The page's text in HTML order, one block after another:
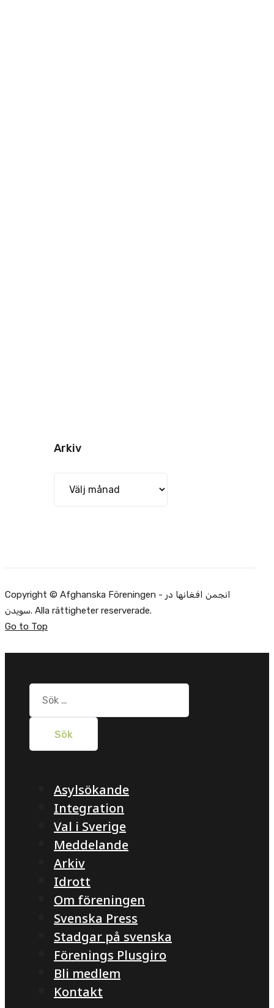
Arkiv
Copyright © Afghanska Föreningen - انجمن افغانها در
سویدن. Alla rättigheter reserverade.
Go to Top
Sök
efter:
Asylsökande
Integration
Val i Sverige
Meddelande
Arkiv
Idrott
Om föreningen
Svenska Press
Stadgar på svenska
Förenings Plusgiro
Bli medlem
Kontakt